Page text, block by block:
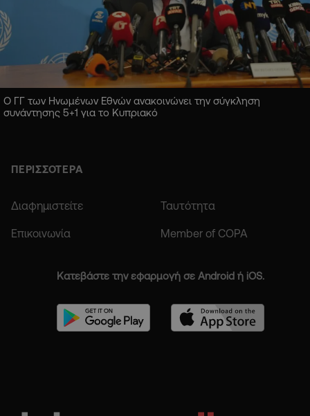
Ο ΓΓ των Ηνωμένων Εθνών ανακοινώνει την σύγκληση
συνάντησης 5+1 για το Κυπριακό
ΠΕΡΙΣΣΟΤΕΡΑ
Διαφημιστείτε Ταυτότητα
Επικοινωνία Member of COPA
Κατεβάστε την εφαρμογή σε Android ή iOS.